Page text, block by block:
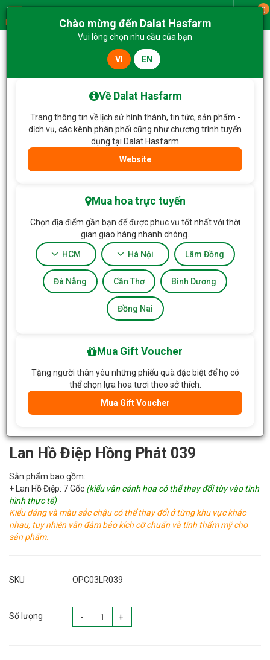
Menu
0
Lan Hồ Điệp Hồng Phát 039
Lan Hồ Điệp Hồng Phát 039
Sản phẩm bao gồm:
+ Lan Hồ Điệp: 7 Gốc (kiểu vân cánh hoa có thể thay đổi tùy vào tình
hình thực tế)
Kiểu dáng và màu sắc chậu có thể thay đổi ở từng khu vực khác
nhau, tuy nhiên vẫn đảm bảo kích cỡ chuẩn và tính thẩm mỹ cho
sản phẩm.
SKU OPC03LR039
Số lượng - +
Chào mừng đến Dalat Hasfarm
Vui lòng chọn nhu cầu của bạn
VI EN
Về Dalat Hasfarm
Trang thông tin về lịch sử hình thành, tin tức, sản phẩm -
dịch vụ, các kênh phân phối cũng như chương trình tuyển
dụng tại Dalat Hasfarm
Website
Mua hoa trực tuyến
Chọn địa điểm gần bạn để được phục vụ tốt nhất với thời
gian giao hàng nhanh chóng.
HCM Hà Nội Lâm Đồng
Đà Nẵng Cần Thơ Bình Dương
Đồng Nai
Mua Gift Voucher
Tặng người thân yêu những phiếu quà đặc biệt để họ có
thể chọn lựa hoa tươi theo sở thích.
Mua Gift Voucher